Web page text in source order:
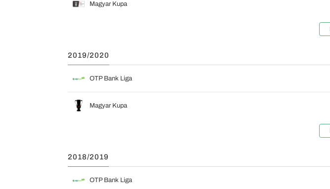
Magyar Kupa
2019/2020
OTP Bank Liga
Magyar Kupa
2018/2019
OTP Bank Liga